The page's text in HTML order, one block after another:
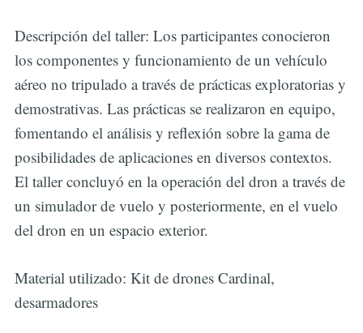
Descripción del taller: Los participantes conocieron
los componentes y funcionamiento de un vehículo
aéreo no tripulado a través de prácticas exploratorias y
demostrativas. Las prácticas se realizaron en equipo,
fomentando el análisis y reflexión sobre la gama de
posibilidades de aplicaciones en diversos contextos.
El taller concluyó en la operación del dron a través de
un simulador de vuelo y posteriormente, en el vuelo
del dron en un espacio exterior.
Material utilizado: Kit de drones Cardinal,
desarmadores